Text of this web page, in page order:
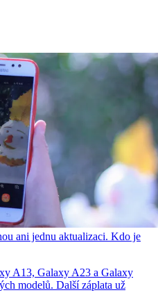
ani jednu aktualizaci. Kdo je
A13, Galaxy A23 a Galaxy
modelů. Další záplata už